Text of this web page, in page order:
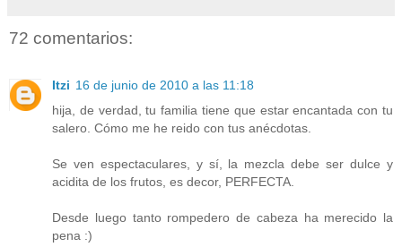
72 comentarios:
Itzi 16 de junio de 2010 a las 11:18
hija, de verdad, tu familia tiene que estar encantada con tu
salero. Cómo me he reido con tus anécdotas.
Se ven espectaculares, y sí, la mezcla debe ser dulce y
acidita de los frutos, es decor, PERFECTA.
Desde luego tanto rompedero de cabeza ha merecido la
pena :)